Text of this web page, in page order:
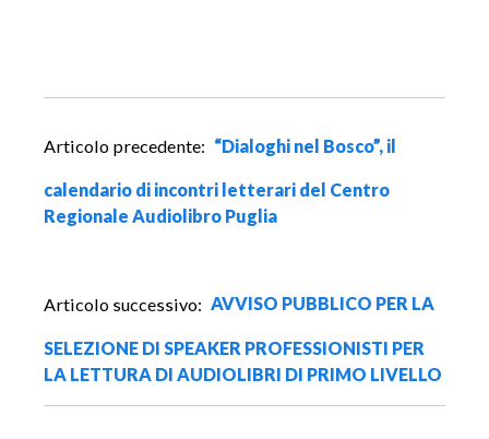
a
i
i
o
n
Articolo precedente: “Dialoghi nel Bosco”, il
calendario di incontri letterari del Centro
Regionale Audiolibro Puglia
Articolo successivo: AVVISO PUBBLICO PER LA
SELEZIONE DI SPEAKER PROFESSIONISTI PER
LA LETTURA DI AUDIOLIBRI DI PRIMO LIVELLO